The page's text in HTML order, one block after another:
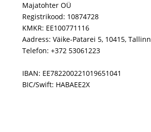
Majatohter OÜ
Registrikood: 10874728
KMKR: EE100771116
Aadress: Väike-Patarei 5, 10415, Tallinn
Telefon: +372 53061223
IBAN: EE782200221019651041
BIC/Swift: HABAEE2X